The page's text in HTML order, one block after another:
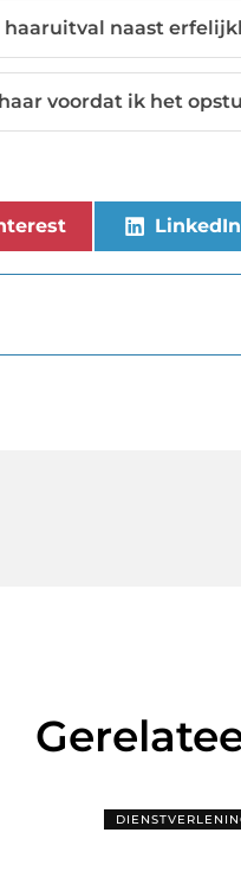
naast
voordat ik het
LinkedIn